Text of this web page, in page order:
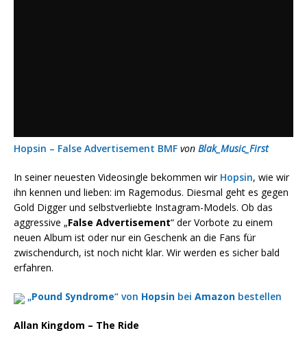
Hopsin – False Advertisement BMF von Blak_Music_First
In seiner neuesten Videosingle bekommen wir Hopsin, wie wir
ihn kennen und lieben: im Ragemodus. Diesmal geht es gegen
Gold Digger und selbstverliebte Instagram-Models. Ob das
aggressive „False Advertisement“ der Vorbote zu einem
neuen Album ist oder nur ein Geschenk an die Fans für
zwischendurch, ist noch nicht klar. Wir werden es sicher bald
erfahren.
„Pound Syndrome“ von Hopsin bei Amazon bestellen
Allan Kingdom – The Ride